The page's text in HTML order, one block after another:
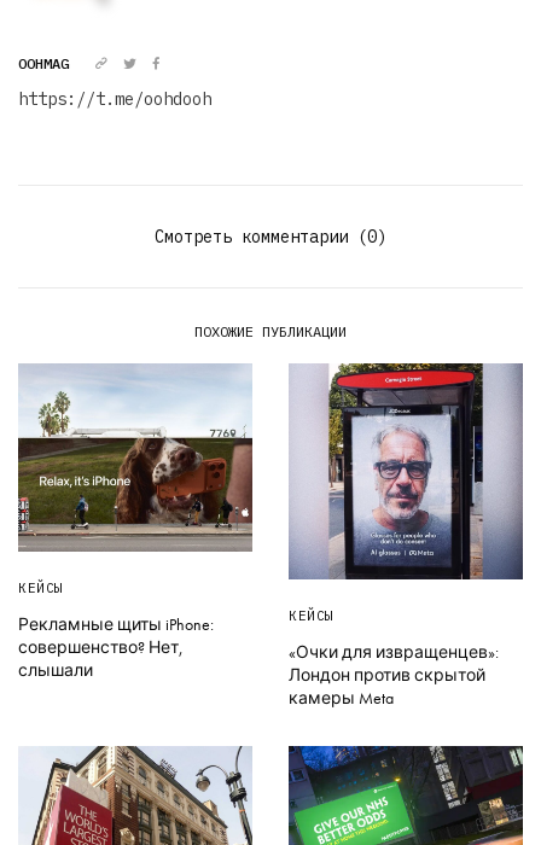
OOHMAG
https://t.me/oohdooh
Смотреть комментарии (0)
ПОХОЖИЕ ПУБЛИКАЦИИ
КЕЙСЫ
Рекламные щиты iPhone:
совершенство? Нет,
слышали
КЕЙСЫ
«Очки для извращенцев»:
Лондон против скрытой
камеры Meta